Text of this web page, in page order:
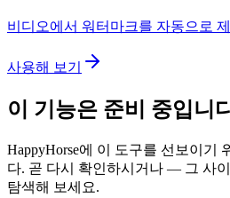
비디오에서 워터마크를 자동으로
사용해 보기
이 기능은 준비 중입니
HappyHorse에 이 도구를 선보이기
다. 곧 다시 확인하시거나 — 그 사
탐색해 보세요.